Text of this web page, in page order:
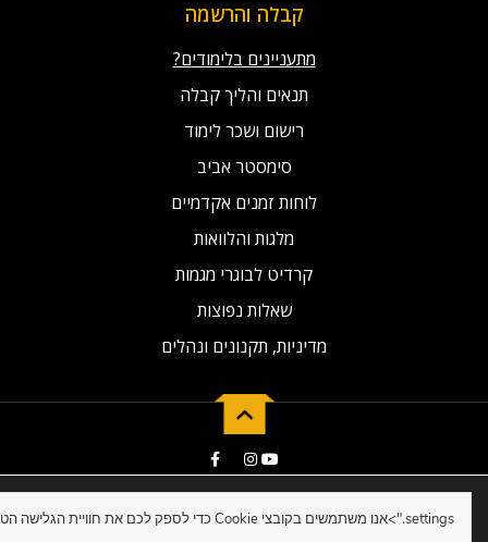
קבלה והרשמה
מתעניינים בלימודים?
תנאים והליך קבלה
רישום ושכר לימוד
סימסטר אביב
לוחות זמנים אקדמיים
מלגות והלוואות
קרדיט לבוגרי מגמות
שאלות נפוצות
מדיניות, תקנונים ונהלים
2019 © Developed by NG Universal
settings.">